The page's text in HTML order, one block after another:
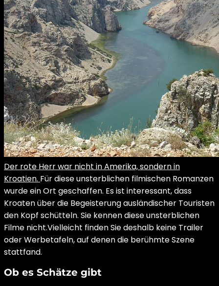
Der rote Herr war nicht in Amerika, sondern in
Kroatien. Für diese unsterblichen filmischen Romanzen
wurde ein Ort geschaffen. Es ist interessant, dass
Kroaten über die Begeisterung ausländischer Touristen
den Kopf schütteln. Sie kennen diese unsterblichen
Filme nicht.Vielleicht finden Sie deshalb keine Trailer
oder Werbetafeln, auf denen die berühmte Szene
stattfand.
Ob es Schätze gibt